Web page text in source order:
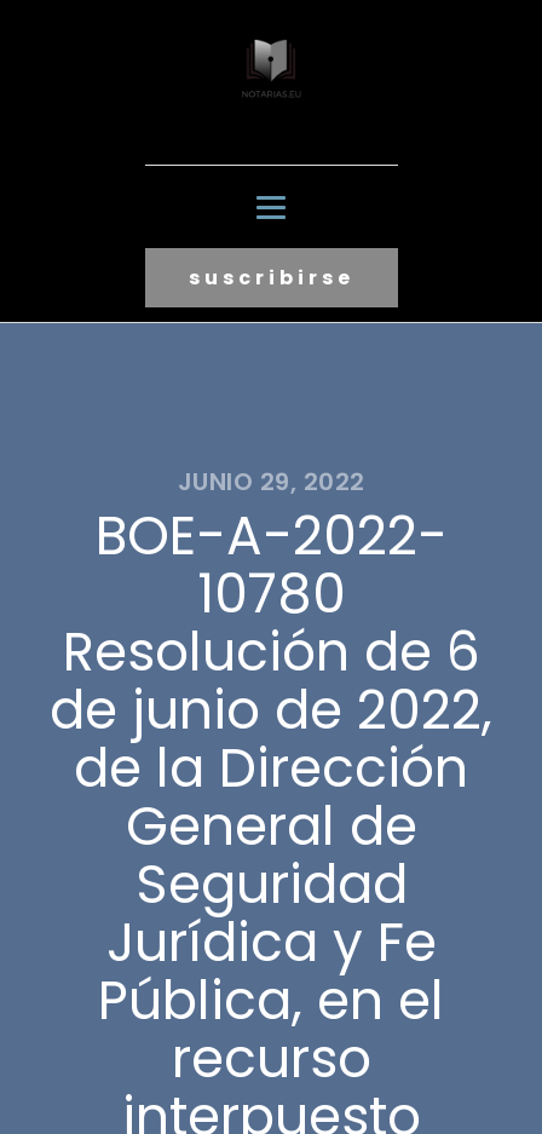
suscribirse
JUNIO 29, 2022
BOE-A-2022-
10780
Resolución de 6
de junio de 2022,
de la Dirección
General de
Seguridad
Jurídica y Fe
Pública, en el
recurso
interpuesto